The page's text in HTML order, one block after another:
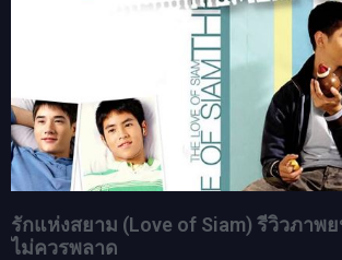
รักแห่งสยาม (Love of Siam) รีวิวภาพ
ไม่ควรพลาด